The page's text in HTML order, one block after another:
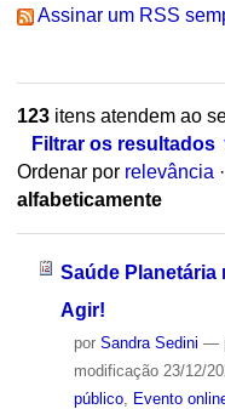
Assinar um RSS
123itens atendem ao
Filtrar os resultados
Ordenar por relevância ·
alfabeticamente
Saúde Planetária
Agir!
por Sandra Sedini —
modificação23/12/
público, Evento